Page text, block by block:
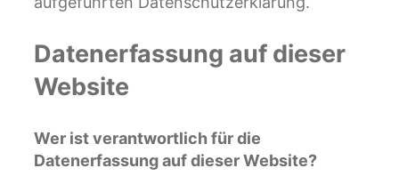
Datenerfassung auf dieser
Website
Wer ist verantwortlich für die
Datenerfassung auf dieser Website?